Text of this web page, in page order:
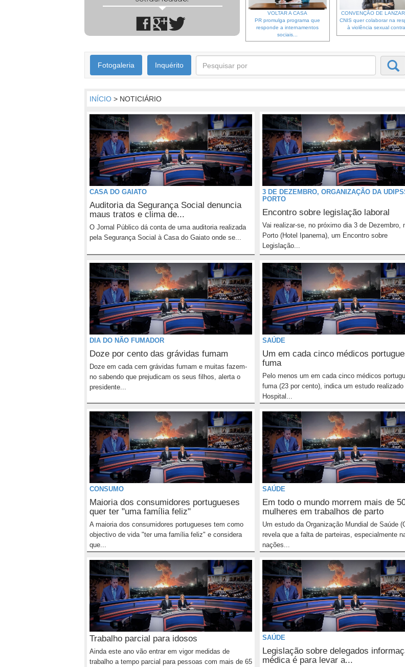
VOLTAR A CASA
PR promulga programa que
responde a internamentos
sociais...
CONVENÇÃO DE
CNIS quer colaborar na
à violência sexual
Fotogaleria Inquérito
INÍCIO > NOTICIÁRIO
CASA DO GAIATO
Auditoria da Segurança Social denuncia
maus tratos e clima de...
O Jornal Público dá conta de uma auditoria realizada
pela Segurança Social à Casa do Gaiato onde se...
3 DE DEZEMBRO, ORGANIZAÇÃO DA
PORTO
Encontro sobre legislação laboral
Vai realizar-se, no próximo dia 3 de Dezembro,
Porto (Hotel Ipanema), um Encontro sobre
Legislação...
DIA DO NÃO FUMADOR
Doze por cento das grávidas fumam
Doze em cada cem grávidas fumam e muitas fazem-
no sabendo que prejudicam os seus filhos, alerta o
presidente...
SAÚDE
Um em cada cinco médicos
fuma
Pelo menos um em cada cinco médicos
fuma (23 por cento), indica um estudo realizado
Hospital...
CONSUMO
Maioria dos consumidores portugueses
quer ter "uma família feliz"
A maioria dos consumidores portugueses tem como
objectivo de vida "ter uma família feliz" e considera
que...
SAÚDE
Em todo o mundo morrem mais de
mulheres em trabalhos de parto
Um estudo da Organização Mundial de Saúde
revela que a falta de parteiras, especialmente
nações...
Trabalho parcial para idosos
Ainda este ano vão entrar em vigor medidas de
trabalho a tempo parcial para pessoas com mais de 65
SAÚDE
Legislação sobre delegados
médica é para levar a...